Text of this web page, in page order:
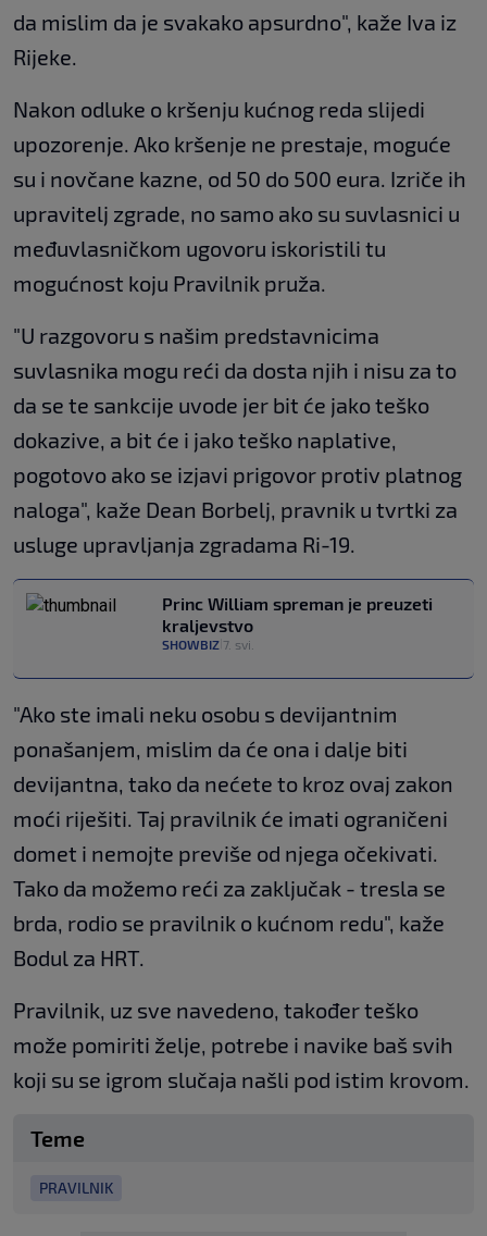
da mislim da je svakako apsurdno", kaže Iva iz
Rijeke.
Nakon odluke o kršenju kućnog reda slijedi
upozorenje. Ako kršenje ne prestaje, moguće
su i novčane kazne, od 50 do 500 eura. Izriče ih
upravitelj zgrade, no samo ako su suvlasnici u
međuvlasničkom ugovoru iskoristili tu
mogućnost koju Pravilnik pruža.
"U razgovoru s našim predstavnicima
suvlasnika mogu reći da dosta njih i nisu za to
da se te sankcije uvode jer bit će jako teško
dokazive, a bit će i jako teško naplative,
pogotovo ako se izjavi prigovor protiv platnog
naloga", kaže Dean Borbelj, pravnik u tvrtki za
usluge upravljanja zgradama Ri-19.
Princ William spreman je preuzeti
kraljevstvo
SHOWBIZ 7. svi.
"Ako ste imali neku osobu s devijantnim
ponašanjem, mislim da će ona i dalje biti
devijantna, tako da nećete to kroz ovaj zakon
moći riješiti. Taj pravilnik će imati ograničeni
domet i nemojte previše od njega očekivati.
Tako da možemo reći za zaključak - tresla se
brda, rodio se pravilnik o kućnom redu", kaže
Bodul za HRT.
Pravilnik, uz sve navedeno, također teško
može pomiriti želje, potrebe i navike baš svih
koji su se igrom slučaja našli pod istim krovom.
Teme
PRAVILNIK